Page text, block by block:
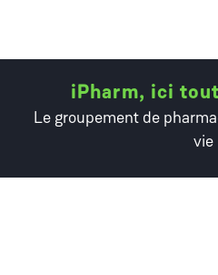
iPharm, ici
Le groupement de
vie